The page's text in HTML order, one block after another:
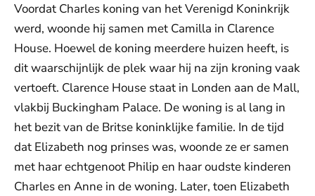
Voordat Charles koning van het Verenigd Koninkrijk
werd, woonde hij samen met Camilla in Clarence
House. Hoewel de koning meerdere huizen heeft, is
dit waarschijnlijk de plek waar hij na zijn kroning vaak
vertoeft. Clarence House staat in Londen aan de Mall,
vlakbij Buckingham Palace. De woning is al lang in
het bezit van de Britse koninklijke familie. In de tijd
dat Elizabeth nog prinses was, woonde ze er samen
met haar echtgenoot Philip en haar oudste kinderen
Charles en Anne in de woning. Later, toen Elizabeth